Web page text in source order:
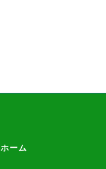
ホーム